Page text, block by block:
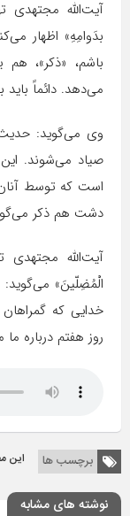
آیت‌الله مجتهدی
بدَوامِهِ» اظهار
باشم، «ذکر»،
می‌دهد. دائماً باید
وی می‌گوید: حدیث
صیاد می‌شوند.
است که توسط
دشت هم ذکر
آیت‌الله مجتهدی
الْمُضِلّینَ»
خدایی که
روز هفتم درباره
برچسب ها این
نوشته های مشابه